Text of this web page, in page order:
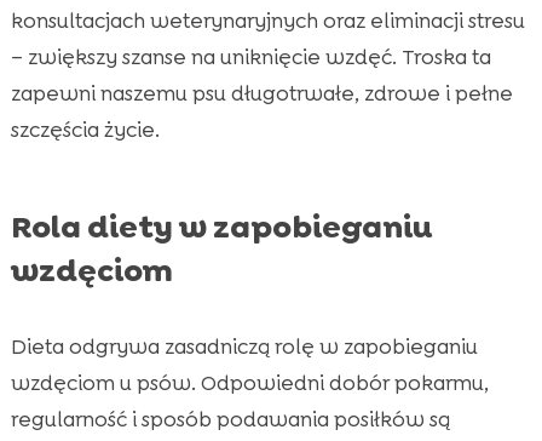
konsultacjach weterynaryjnych oraz eliminacji stresu
– zwiększy szanse na uniknięcie wzdęć. Troska ta
zapewni naszemu psu długotrwałe, zdrowe i pełne
szczęścia życie.
Rola diety w zapobieganiu
wzdęciom
Dieta odgrywa zasadniczą rolę w zapobieganiu
wzdęciom u psów. Odpowiedni dobór pokarmu,
regularność i sposób podawania posiłków są